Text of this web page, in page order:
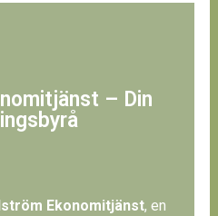
– Din
Ekonomitjänst, en